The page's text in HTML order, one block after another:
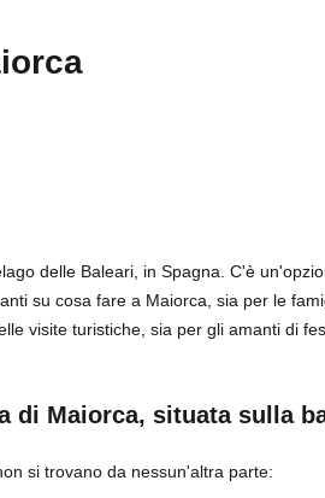
delle Baleari, in Spagna. C'è
su cosa fare a Maiorca, sia per le
visite turistiche, sia per gli amanti di
di Maiorca, situata sulla
si trovano da nessun'altra parte: